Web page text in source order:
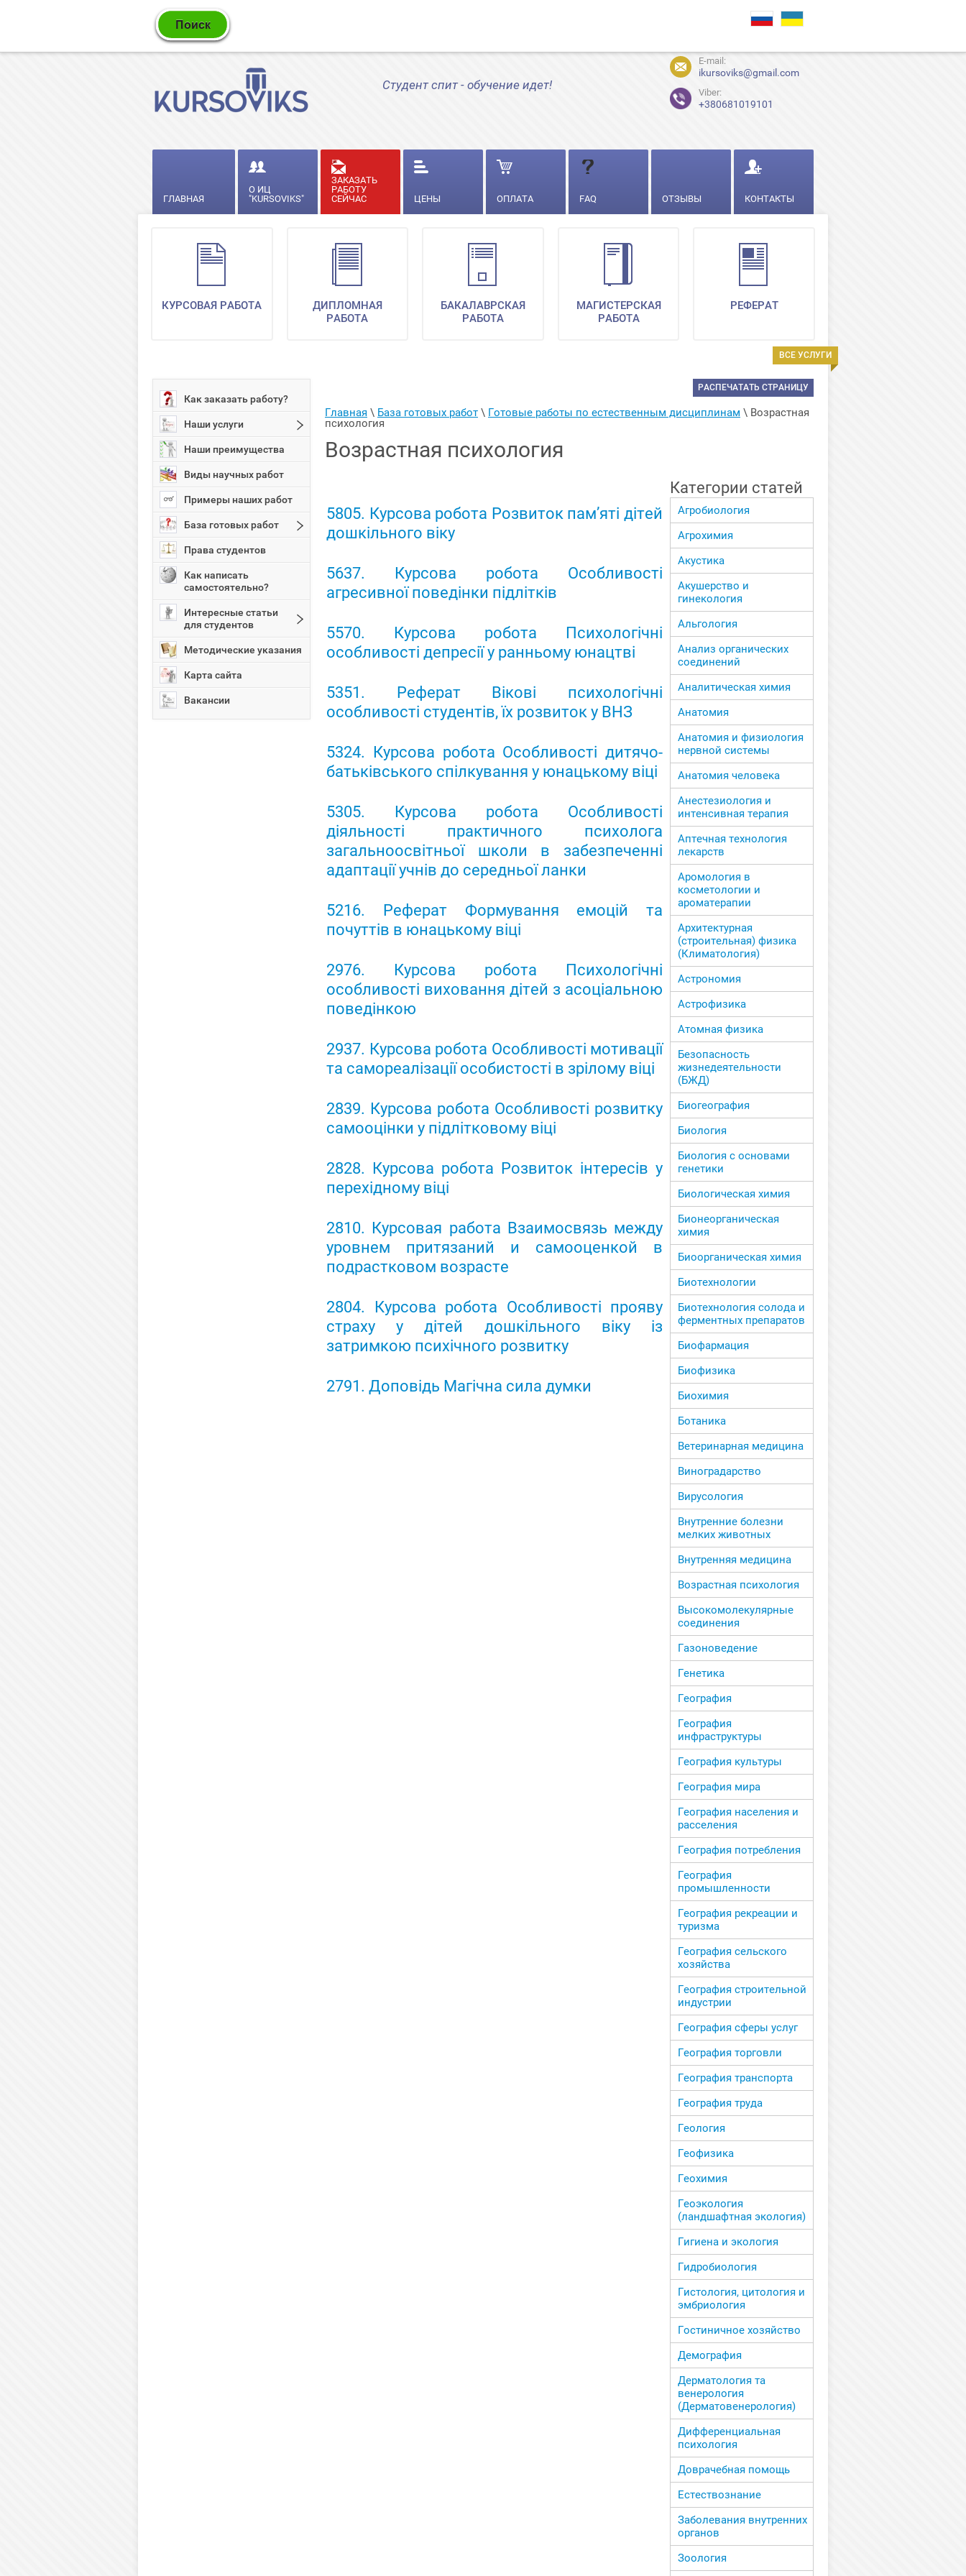
Студент спит - обучение идет!
E-mail:
ikursoviks@gmail.com
Viber:
+380681019101
ГЛАВНАЯ
О ИЦ
"KURSOVIKS"
ЗАКАЗАТЬ
РАБОТУ
СЕЙЧАС
ЦЕНЫ ОПЛАТА FAQ ОТЗЫВЫ КОНТАКТЫ
ВСЕ УСЛУГИ
КУРСОВАЯ РАБОТА
ДИПЛОМНАЯ
РАБОТА
БАКАЛАВРСКАЯ
РАБОТА
МАГИСТЕРСКАЯ
РАБОТА
РЕФЕРАТ
Как заказать работу?
Наши услуги
Наши преимущества
Виды научных работ
Примеры наших работ
База готовых работ
Права студентов
Как написать
самостоятельно?
Интересные статьи
для студентов
Методические указания
Карта сайта
Вакансии
РАСПЕЧАТАТЬ СТРАНИЦУ
Главная \ База готовых работ \ Готовые работы по естественным дисциплинам \ Возрастная
психология
Возрастная психология
5805. Курсова робота Розвиток пам’яті дітей
дошкільного віку
5637. Курсова робота Особливості
агресивної поведінки підлітків
5570. Курсова робота Психологічні
особливості депресії у ранньому юнацтві
5351. Реферат Вікові психологічні
особливості студентів, їх розвиток у ВНЗ
5324. Курсова робота Особливості дитячо-
батьківського спілкування у юнацькому віці
5305. Курсова робота Особливості
діяльності практичного психолога
загальноосвітньої школи в забезпеченні
адаптації учнів до середньої ланки
5216. Реферат Формування емоцій та
почуттів в юнацькому віці
2976. Курсова робота Психологічні
особливості виховання дітей з асоціальною
поведінкою
2937. Курсова робота Особливості мотивації
та самореалізації особистості в зрілому віці
2839. Курсова робота Особливості розвитку
самооцінки у підлітковому віці
2828. Курсова робота Розвиток інтересів у
перехідному віці
2810. Курсовая работа Взаимосвязь между
уровнем притязаний и самооценкой в
подрастковом возрасте
2804. Курсова робота Особливості прояву
страху у дітей дошкільного віку із
затримкою психічного розвитку
2791. Доповідь Магічна сила думки
Категории статей
Агробиология
Агрохимия
Акустика
Акушерство и
гинекология
Альгология
Анализ органических
соединений
Аналитическая химия
Анатомия
Анатомия и физиология
нервной системы
Анатомия человека
Анестезиология и
интенсивная терапия
Аптечная технология
лекарств
Аромология в
косметологии и
ароматерапии
Архитектурная
(строительная) физика
(Климатология)
Астрономия
Астрофизика
Атомная физика
Безопасность
жизнедеятельности
(БЖД)
Биогеография
Биология
Биология с основами
генетики
Биологическая химия
Бионеорганическая
химия
Биоорганическая химия
Биотехнологии
Биотехнология солода и
ферментных препаратов
Биофармация
Биофизика
Биохимия
Ботаника
Ветеринарная медицина
Виноградарство
Вирусология
Внутренние болезни
мелких животных
Внутренняя медицина
Возрастная психология
Высокомолекулярные
соединения
Газоноведение
Генетика
География
География
инфраструктуры
География культуры
География мира
География населения и
расселения
География потребления
География
промышленности
География рекреации и
туризма
География сельского
хозяйства
География строительной
индустрии
География сферы услуг
География торговли
География транспорта
География труда
Геология
Геофизика
Геохимия
Геоэкология
(ландшафтная экология)
Гигиена и экология
Гидробиология
Гистология, цитология и
эмбриология
Гостиничное хозяйство
Демография
Дерматология та
венерология
(Дерматовенерология)
Дифференциальная
психология
Доврачебная помощь
Естествознание
Заболевания внутренних
органов
Зоология